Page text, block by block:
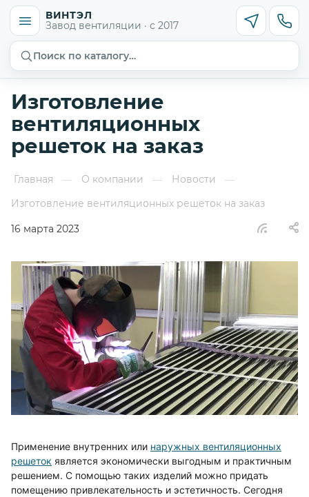
ВИНТЭЛ
Завод вентиляции · с 2017
Поиск по каталогу…
Изготовление
вентиляционных
решеток на заказ
Главная — О компании — Новости
—
Изготовление вентиляционных решеток на заказ
16 марта 2023
Применение внутренних или наружных вентиляционных
решеток является экономически выгодным и практичным
решением. С помощью таких изделий можно придать
помещению привлекательность и эстетичность. Сегодня